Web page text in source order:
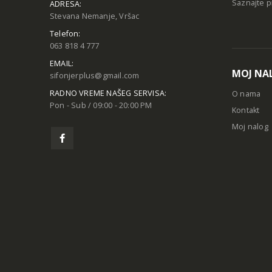
ADRESA:
Stevana Nemanje, Vršac
Telefon:
063 818 4 777
EMAIL:
sifonjerplus@gmail.com
RADNO VREME NAŠEG SERVISA:
Pon - Sub / 09:00 - 20:00 PM
Saznajte
MOJ
O nama
Kontakt
Moj nalog